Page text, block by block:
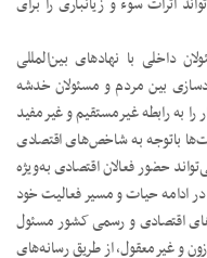
داخلی با نهادهای بین‌المللی
بین مردم و مسئولان خدشه
را به رابطه غیرمستقیم و غیرمفید
باتوجه به شاخص‌های اقتصادی
حضور فعالان اقتصادی به‌ویژه
ادامه حیات و مسیر فعالیت خود
اقتصادی و رسمی کشور مسئول
و غیرمعقول، از طریق رسانه‌های